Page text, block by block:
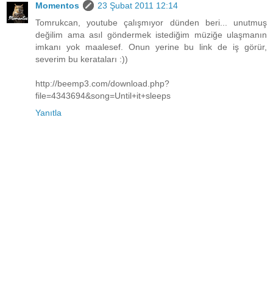
Momentos
23 Şubat 2011 12:14
Tomrukcan, youtube çalışmıyor dünden beri... unutmuş
değilim ama asıl göndermek istediğim müziğe ulaşmanın
imkanı yok maalesef. Onun yerine bu link de iş görür,
severim bu kerataları :))
http://beemp3.com/download.php?
file=4343694&song=Until+it+sleeps
Yanıtla